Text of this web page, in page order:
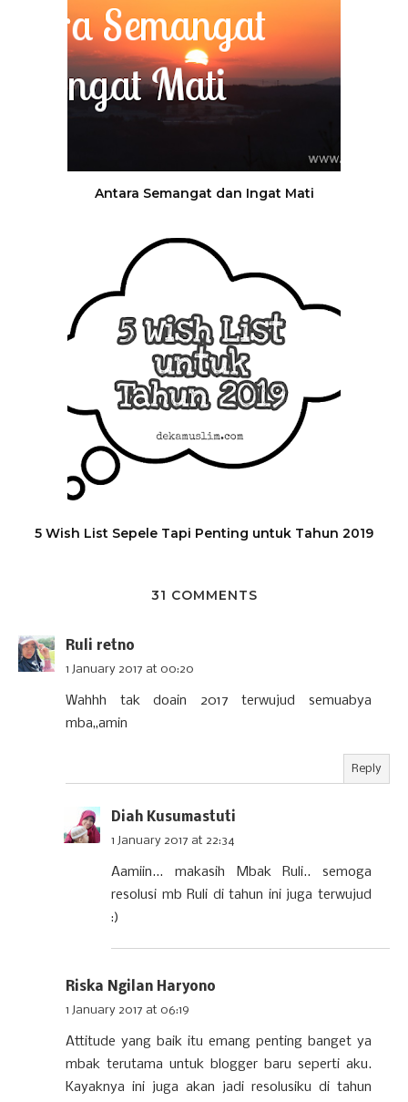
Antara Semangat dan Ingat Mati
5 Wish List Sepele Tapi Penting untuk Tahun 2019
31 COMMENTS
Ruli retno
1 January 2017 at 00:20
Wahhh tak doain 2017 terwujud semuabya
mba,,amin
Reply
Diah Kusumastuti
1 January 2017 at 22:34
Aamiin... makasih Mbak Ruli.. semoga
resolusi mb Ruli di tahun ini juga terwujud
:)
Riska Ngilan Haryono
1 January 2017 at 06:19
Attitude yang baik itu emang penting banget ya
mbak terutama untuk blogger baru seperti aku.
Kayaknya ini juga akan jadi resolusiku di tahun